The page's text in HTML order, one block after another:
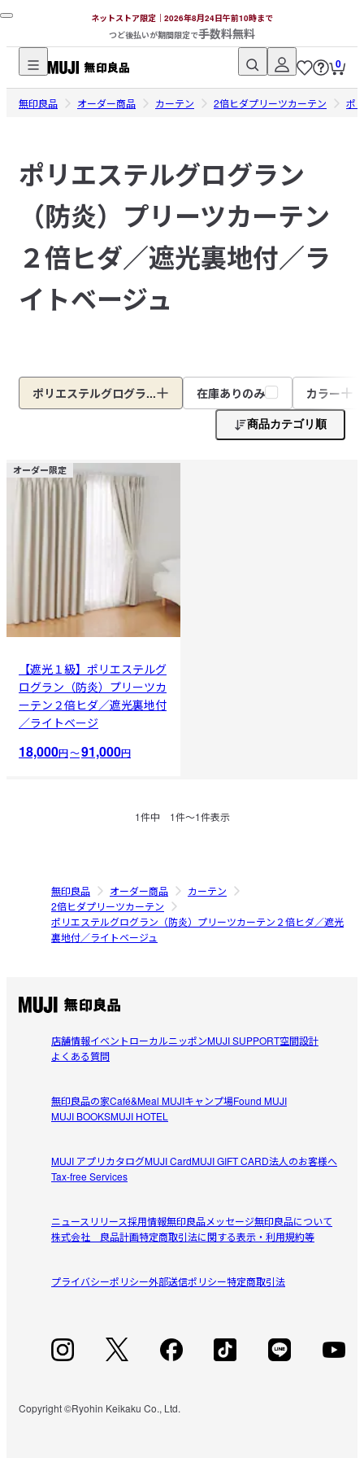
ネットストア限定｜2026年8月24日午前10時まで
つど後払いが期間限定で手数料無料
無
印
ネ
ッ
ト
ス
ト
ア
0
無印良品 オーダー商品 カーテン 2倍ヒダプリーツカーテン ポ
ポリエステルグログラン
（防炎）プリーツカーテン
２倍ヒダ／遮光裏地付／ラ
イトベージュ
ポリエステルグログラ... 在庫ありのみ カラー
商品カテゴリ順
オーダー限定
【遮光１級】ポリエステルグ
ログラン（防炎）プリーツカ
ーテン２倍ヒダ／遮光裏地付
／ライトベージ
18,000円〜91,000円
1件中 1件〜1件表示
無印良品 オーダー商品
カーテン
2倍ヒダプリーツカーテン
ポリエステルグログラン（防炎）プリーツカーテン２倍ヒダ／遮光
裏地付／ライトベージュ
店舗情報イベントローカルニッポンMUJI SUPPORT空間設計
よくある質問
無印良品の家Café&Meal MUJIキャンプ場Found MUJI
MUJI BOOKSMUJI HOTEL
MUJI アプリカタログMUJI CardMUJI GIFT CARD法人のお客様へ
Tax-free Services
ニュースリリース採用情報無印良品メッセージ無印良品について
株式会社 良品計画特定商取引法に関する表示・利用規約等
プライバシーポリシー外部送信ポリシー特定商取引法
Copyright ©Ryohin Keikaku Co., Ltd.